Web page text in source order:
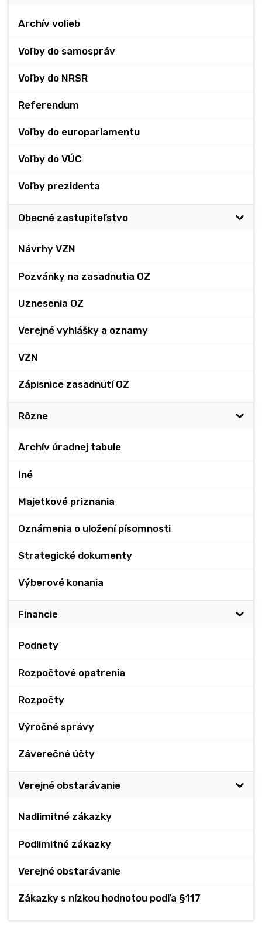
Archív volieb
Voľby do samospráv
Voľby do NRSR
Referendum
Voľby do europarlamentu
Voľby do VÚC
Voľby prezidenta
Obecné zastupiteľstvo
Návrhy VZN
Pozvánky na zasadnutia OZ
Uznesenia OZ
Verejné vyhlášky a oznamy
VZN
Zápisnice zasadnutí OZ
Rôzne
Archív úradnej tabule
Iné
Majetkové priznania
Oznámenia o uložení písomnosti
Strategické dokumenty
Výberové konania
Financie
Podnety
Rozpočtové opatrenia
Rozpočty
Výročné správy
Záverečné účty
Verejné obstarávanie
Nadlimitné zákazky
Podlimitné zákazky
Verejné obstarávanie
Zákazky s nízkou hodnotou podľa §117